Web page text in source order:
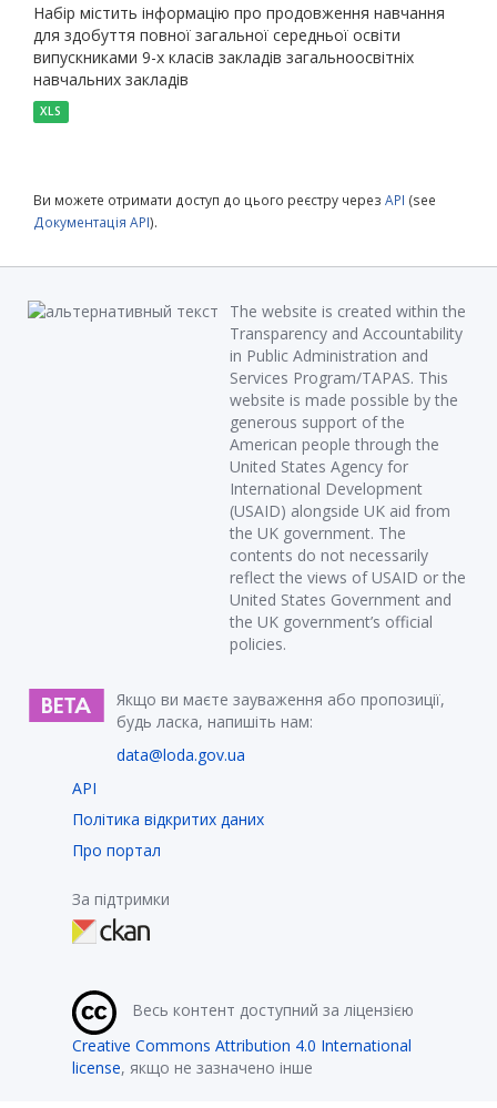
Набір містить інформацію про продовження навчання
для здобуття повної загальної середньої освіти
випускниками 9-х класів закладів загальноосвітніх
навчальних закладів
XLS
Ви можете отримати доступ до цього реєстру через API (see
Документація API).
The website is created within the
Transparency and Accountability
in Public Administration and
Services Program/TAPAS. This
website is made possible by the
generous support of the
American people through the
United States Agency for
International Development
(USAID) alongside UK aid from
the UK government. The
contents do not necessarily
reflect the views of USAID or the
United States Government and
the UK government’s official
policies.
Якщо ви маєте зауваження або пропозиції,
будь ласка, напишіть нам:
data@loda.gov.ua
API
Політика відкритих даних
Про портал
За підтримки
Весь контент доступний за ліцензією
Creative Commons Attribution 4.0 International
license, якщо не зазначено інше